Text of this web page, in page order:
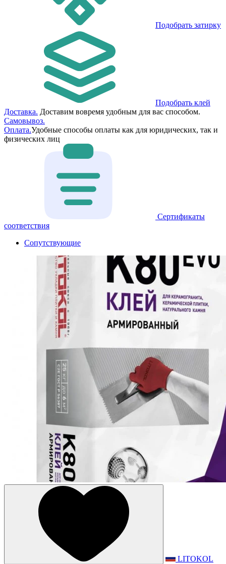
Подобрать затирку
Подобрать клей
Доставка. Доставим вовремя удобным для вас способом.
Самовывоз.
Оплата.Удобные способы оплаты как для юридических, так и
физических лиц
Сертификаты
соответствия
Сопутствующие
LITOKOL